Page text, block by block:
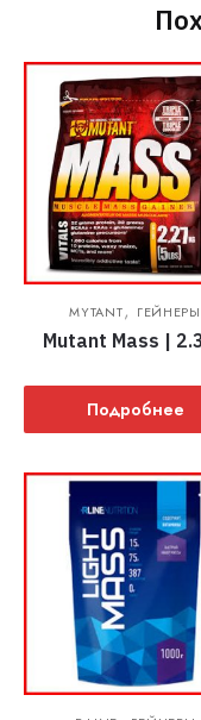
MYTANT, ГЕЙНЕРЫ
Mutant Mass |
Подробнее